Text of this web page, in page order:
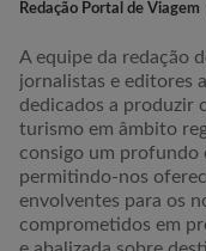
Redação Portal de Viagem
A equipe da redação
jornalistas e editores
dedicados a produzir
turismo em âmbito
consigo um profundo
permitindo-nos
envolventes para os
comprometidos em